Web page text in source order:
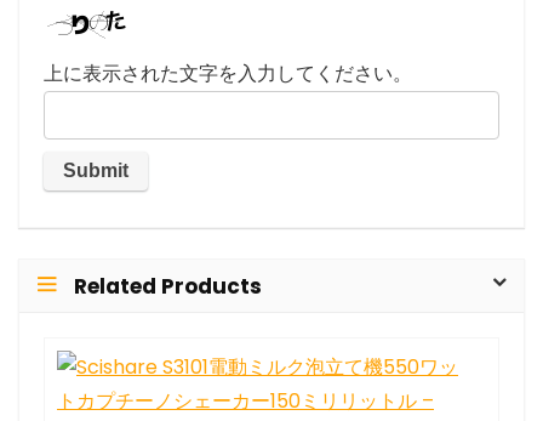
上に表示された文字を入力してください。
Related Products